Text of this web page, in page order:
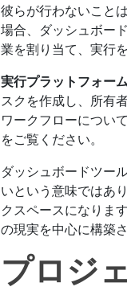
彼らが行わないこと
場合、ダッシュボー
業を割り当て、実行
実行プラットフォー
スクを作成し、所有
ワークフローについ
をご覧ください。
ダッシュボードツー
いという意味ではあ
クスペースになりま
の現実を中心に構築
プロジ